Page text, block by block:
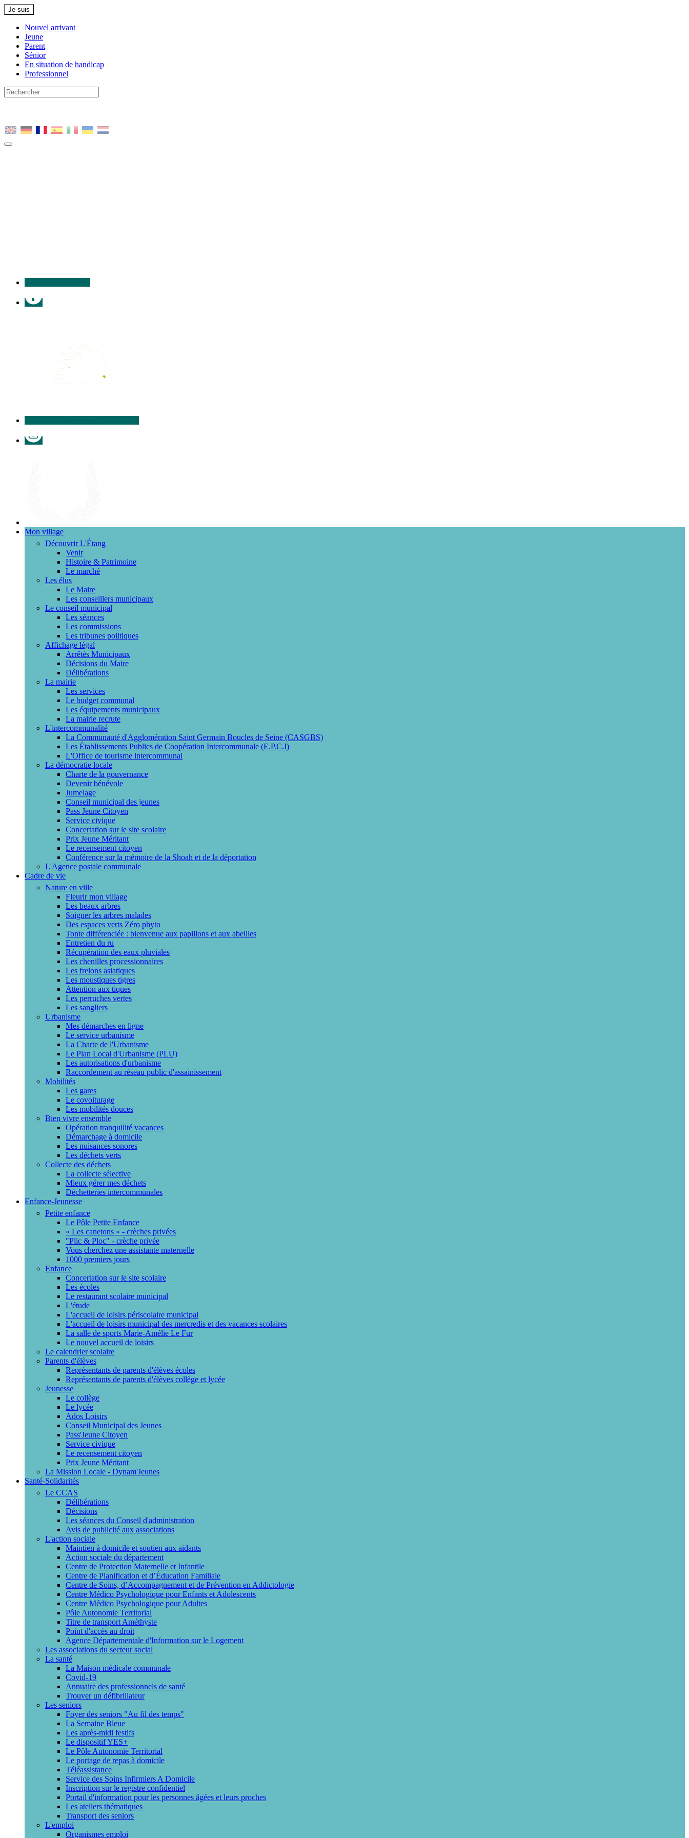
Je suis
Nouvel arrivant
Jeune
Parent
Sénior
En situation de handicap
Professionnel
Mon village
Découvrir L'Étang
Venir
Histoire & Patrimoine
Le marché
Les élus
Le Maire
Les conseillers municipaux
Le conseil municipal
Les séances
Les commissions
Les tribunes politiques
Affichage légal
Arrêtés Municipaux
Décisions du Maire
Délibérations
La mairie
Les services
Le budget communal
Les équipements municipaux
La mairie recrute
L'intercommunalité
La Communauté d'Agglomération Saint Germain Boucles de Seine (CASGBS)
Les Établissements Publics de Coopération Intercommunale (E.P.C.I)
L'Office de tourisme intercommunal
La démocratie locale
Charte de la gouvernance
Devenir bénévole
Jumelage
Conseil municipal des jeunes
Pass Jeune Citoyen
Service civique
Concertation sur le site scolaire
Prix Jeune Méritant
Le recensement citoyen
Conférence sur la mémoire de la Shoah et de la déportation
L'Agence postale communale
Cadre de vie
Nature en ville
Fleurir mon village
Les beaux arbres
Soigner les arbres malades
Des espaces verts Zéro phyto
Tonte différenciée : bienvenue aux papillons et aux abeilles
Entretien du ru
Récupération des eaux pluviales
Les chenilles processionnaires
Les frelons asiatiques
Les moustiques tigres
Attention aux tiques
Les perruches vertes
Les sangliers
Urbanisme
Mes démarches en ligne
Le service urbanisme
La Charte de l'Urbanisme
Le Plan Local d'Urbanisme (PLU)
Les autorisations d'urbanisme
Raccordement au réseau public d'assainissement
Mobilités
Les gares
Le covoiturage
Les mobilités douces
Bien vivre ensemble
Opération tranquilité vacances
Démarchage à domicile
Les nuisances sonores
Les déchets verts
Collecte des déchets
La collecte sélective
Mieux gérer mes déchets
Déchetteries intercommunales
Enfance-Jeunesse
Petite enfance
Le Pôle Petite Enfance
« Les canetons » - crèches privées
"Plic & Ploc" - crèche privée
Vous cherchez une assistante maternelle
1000 premiers jours
Enfance
Concertation sur le site scolaire
Les écoles
Le restaurant scolaire municipal
L'étude
L'accueil de loisirs périscolaire municipal
L'accueil de loisirs municipal des mercredis et des vacances scolaires
La salle de sports Marie-Amélie Le Fur
Le nouvel accueil de loisirs
Le calendrier scolaire
Parents d'élèves
Représentants de parents d'élèves écoles
Représentants de parents d'élèves collège et lycée
Jeunesse
Le collège
Le lycée
Ados Loisirs
Conseil Municipal des Jeunes
Pass'Jeune Citoyen
Service civique
Le recensement citoyen
Prix Jeune Méritant
La Mission Locale - Dynam'Jeunes
Santé-Solidarités
Le CCAS
Délibérations
Décisions
Les séances du Conseil d'administration
Avis de publicité aux associations
L'action sociale
Maintien à domicile et soutien aux aidants
Action sociale du département
Centre de Protection Maternelle et Infantile
Centre de Planification et d’Éducation Familiale
Centre de Soins, d’Accompagnement et de Prévention en Addictologie
Centre Médico Psychologique pour Enfants et Adolescents
Centre Médico Psychologique pour Adultes
Pôle Autonomie Territorial
Titre de transport Améthyste
Point d'accès au droit
Agence Départementale d'Information sur le Logement
Les associations du secteur social
La santé
La Maison médicale communale
Covid-19
Annuaire des professionnels de santé
Trouver un défibrillateur
Les seniors
Foyer des seniors "Au fil des temps"
La Semaine Bleue
Les après-midi festifs
Le dispositif YES+
Le Pôle Autonomie Territorial
Le portage de repas à domicile
Téléassistance
Service des Soins Infirmiers A Domicile
Inscription sur le registre confidentiel
Portail d'information pour les personnes âgées et leurs proches
Les ateliers thématiques
Transport des seniors
L'emploi
Organismes emploi